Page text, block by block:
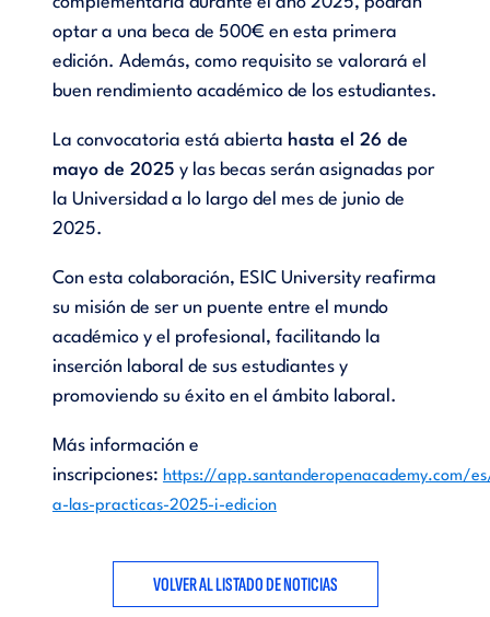
optar a una beca de 500€ en esta primera
edición. Además, como requisito se valorará el
buen rendimiento académico de los estudiantes.
La convocatoria está abierta hasta el 26 de
mayo de 2025 y las becas serán asignadas por
la Universidad a lo largo del mes de junio de
2025.
Con esta colaboración, ESIC University reafirma
su misión de ser un puente entre el mundo
académico y el profesional, facilitando la
inserción laboral de sus estudiantes y
promoviendo su éxito en el ámbito laboral.
Más información e
inscripciones: https://app.santanderopenacademy.com/
a-las-practicas-2025-i-edicion
VOLVER AL LISTADO DE NOTICIAS